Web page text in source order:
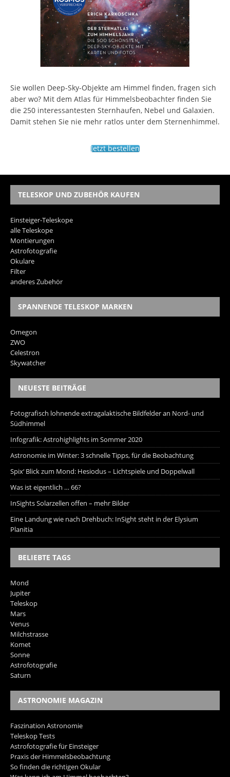
Sie wollen Deep-Sky-Objekte am Himmel finden, fragen sich
aber wo? Mit dem Atlas für Himmelsbeobachter finden Sie
die 250 interessantesten Sternhaufen, Nebel und Galaxien.
Damit stehen Sie nie mehr ratlos unter dem Sternenhimmel.
Jetzt bestellen
TELESKOP UND ZUBEHÖR KAUFEN
Einsteiger-Teleskope
alle Teleskope
Montierungen
Astrofotografie
Okulare
Filter
anderes Zubehör
SPANNENDE TELESKOP MARKEN
Omegon
ZWO
Celestron
Skywatcher
NEUESTE BEITRÄGE
Fotografisch lohnende extragalaktische Bildfelder an Nord- und
Südhimmel
Infografik: Astrohighlights im Sommer 2020
Astronomie im Winter: 3 schnelle Tipps, für die Beobachtung
Spix‘ Blick zum Mond: Hesiodus – Lichtspiele und Doppelwall
Was ist eigentlich … 66?
InSights Solarzellen offen – mehr Bilder
Eine Landung wie nach Drehbuch: InSight steht in der Elysium
Planitia
BELIEBTE TAGS
Mond
Jupiter
Teleskop
Mars
Venus
Milchstrasse
Komet
Sonne
Astrofotografie
Saturn
ASTRONOMIE MAGAZIN
Faszination Astronomie
Teleskop Tests
Astrofotografie für Einsteiger
Praxis der Himmelsbeobachtung
So finden die richtigen Okular